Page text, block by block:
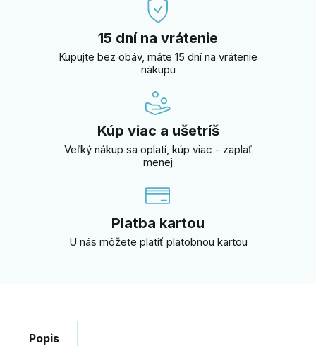
15 dní na vrátenie
Kupujte bez obáv, máte 15 dní na vrátenie
nákupu
Kúp viac a ušetríš
Veľký nákup sa oplatí, kúp viac - zaplať
menej
Platba kartou
U nás môžete platiť platobnou kartou
Popis